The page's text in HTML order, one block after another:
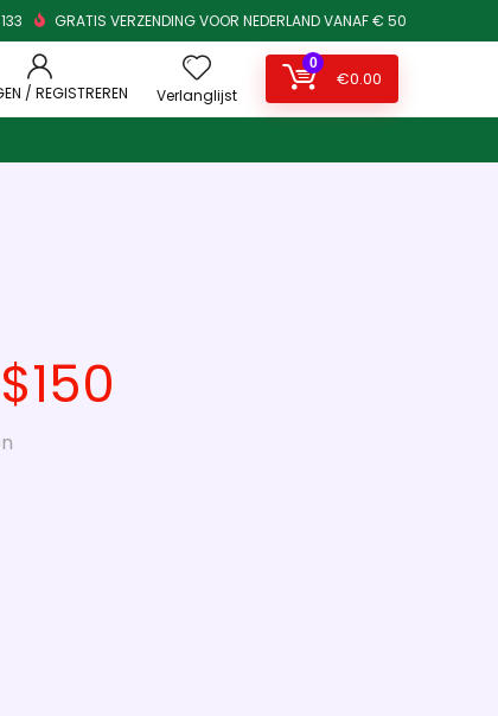
GRATIS VERZENDING VOOR NEDERLAND VANAF € 50
/ REGISTREREN Verlanglijst
0
€0.00